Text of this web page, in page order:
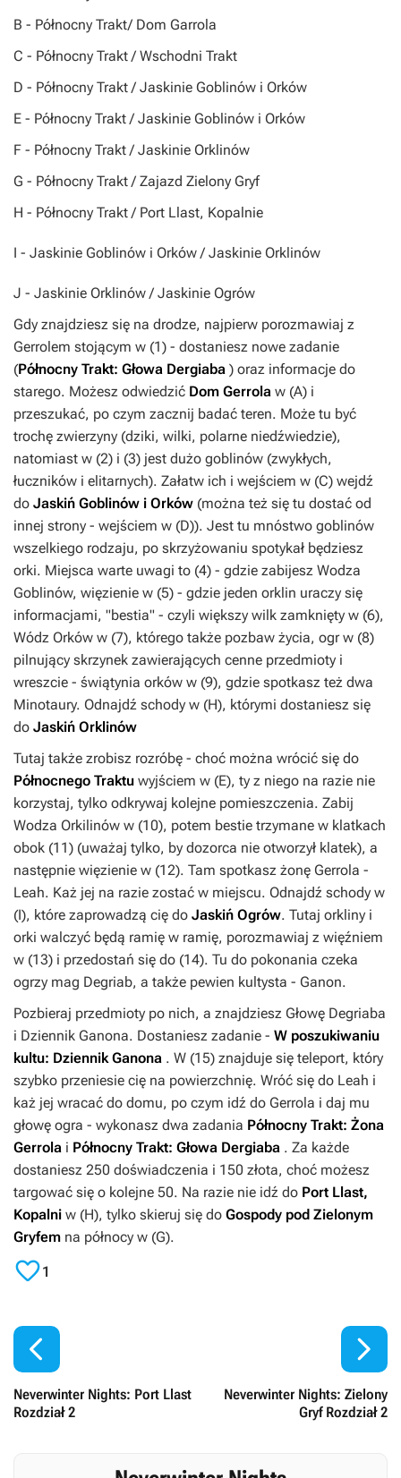
B - Północny Trakt/ Dom Garrola
C - Północny Trakt / Wschodni Trakt
D - Północny Trakt / Jaskinie Goblinów i Orków
E - Północny Trakt / Jaskinie Goblinów i Orków
F - Północny Trakt / Jaskinie Orklinów
G - Północny Trakt / Zajazd Zielony Gryf
H - Północny Trakt / Port Llast, Kopalnie
I - Jaskinie Goblinów i Orków / Jaskinie Orklinów
J - Jaskinie Orklinów / Jaskinie Ogrów
Gdy znajdziesz się na drodze, najpierw porozmawiaj z
Gerrolem stojącym w (1) - dostaniesz nowe zadanie
(Północny Trakt: Głowa Dergiaba ) oraz informacje do
starego. Możesz odwiedzić Dom Gerrola w (A) i
przeszukać, po czym zacznij badać teren. Może tu być
trochę zwierzyny (dziki, wilki, polarne niedźwiedzie),
natomiast w (2) i (3) jest dużo goblinów (zwykłych,
łuczników i elitarnych). Załatw ich i wejściem w (C) wejdź
do Jaskiń Goblinów i Orków (można też się tu dostać od
innej strony - wejściem w (D)). Jest tu mnóstwo goblinów
wszelkiego rodzaju, po skrzyżowaniu spotykał będziesz
orki. Miejsca warte uwagi to (4) - gdzie zabijesz Wodza
Goblinów, więzienie w (5) - gdzie jeden orklin uraczy się
informacjami, "bestia" - czyli większy wilk zamknięty w (6),
Wódz Orków w (7), którego także pozbaw życia, ogr w (8)
pilnujący skrzynek zawierających cenne przedmioty i
wreszcie - świątynia orków w (9), gdzie spotkasz też dwa
Minotaury. Odnajdź schody w (H), którymi dostaniesz się
do Jaskiń Orklinów
Tutaj także zrobisz rozróbę - choć można wrócić się do
Północnego Traktu wyjściem w (E), ty z niego na razie nie
korzystaj, tylko odkrywaj kolejne pomieszczenia. Zabij
Wodza Orkilinów w (10), potem bestie trzymane w klatkach
obok (11) (uważaj tylko, by dozorca nie otworzył klatek), a
następnie więzienie w (12). Tam spotkasz żonę Gerrola -
Leah. Każ jej na razie zostać w miejscu. Odnajdź schody w
(I), które zaprowadzą cię do Jaskiń Ogrów. Tutaj orkliny i
orki walczyć będą ramię w ramię, porozmawiaj z więźniem
w (13) i przedostań się do (14). Tu do pokonania czeka
ogrzy mag Degriab, a także pewien kultysta - Ganon.
Pozbieraj przedmioty po nich, a znajdziesz Głowę Degriaba
i Dziennik Ganona. Dostaniesz zadanie - W poszukiwaniu
kultu: Dziennik Ganona . W (15) znajduje się teleport, który
szybko przeniesie cię na powierzchnię. Wróć się do Leah i
każ jej wracać do domu, po czym idź do Gerrola i daj mu
głowę ogra - wykonasz dwa zadania Północny Trakt: Żona
Gerrola i Północny Trakt: Głowa Dergiaba . Za każde
dostaniesz 250 doświadczenia i 150 złota, choć możesz
targować się o kolejne 50. Na razie nie idź do Port Llast,
Kopalni w (H), tylko skieruj się do Gospody pod Zielonym
Gryfem na północy w (G).
1

Neverwinter Nights: Port Llast
Rozdział 2
Neverwinter Nights: Zielony
Gryf Rozdział 2
